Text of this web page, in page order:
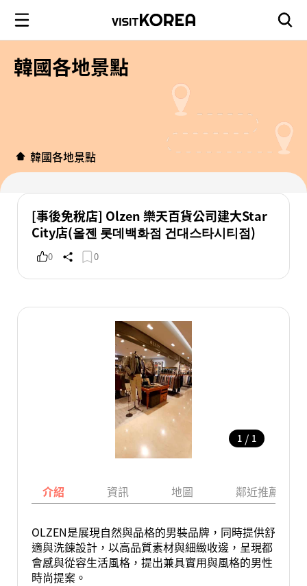
韓國各地景點
韓國各地景點
[事後免稅店] Olzen 樂天百貨公司建大Star
City店(올젠 롯데백화점 건대스타시티점)
0 0
1 / 1
介紹 資訊 地圖 鄰近推薦景點
OLZEN是展現自然與品格的男裝品牌，同時提供舒
適與洗鍊設計，以高品質素材與細緻收邊，呈現都
會感與從容生活風格，提出兼具實用與風格的男性
時尚提案。